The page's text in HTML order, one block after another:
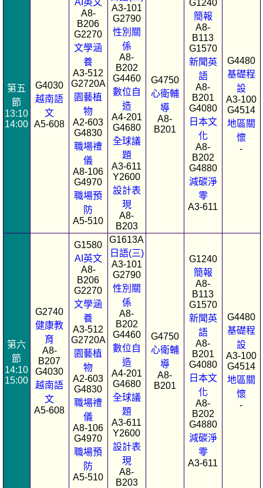
第五
節
13:10
14:00
G4030
越南語
文
A5-608
AI英文
A8-
B206
G2270
文學涵
養
A3-512
G2720A
園藝植
物
A2-603
G4830
職場禮
儀
A8-106
G4970
職場預
防
A5-510
A3-101
G2790
性別關
係
A8-
B202
G4460
數位自
造
A4-201
G4680
全球議
題
A3-611
Y2600
設計表
現
A8-
B203
G4750
心衛輔
導
A8-
B201
G1240
簡報
A8-
B113
G1570
新聞英
語
A8-
B201
G4080
日本文
化
A8-
B202
G4880
減碳淨
零
A3-611
G4480
基礎程
設
A3-100
G4514
地區關
懷
-
第六
節
14:10
15:00
G2740
健康教
育
A8-
B207
G4030
越南語
文
A5-608
G1580
AI英文
A8-
B206
G2270
文學涵
養
A3-512
G2720A
園藝植
物
A2-603
G4830
職場禮
儀
A8-106
G4970
職場預
防
A5-510
G1613A
日語(三)
A3-101
G2790
性別關
係
A8-
B202
G4460
數位自
造
A4-201
G4680
全球議
題
A3-611
Y2600
設計表
現
A8-
B203
G4750
心衛輔
導
A8-
B201
G1240
簡報
A8-
B113
G1570
新聞英
語
A8-
B201
G4080
日本文
化
A8-
B202
G4880
減碳淨
零
A3-611
G4480
基礎程
設
A3-100
G4514
地區關
懷
-